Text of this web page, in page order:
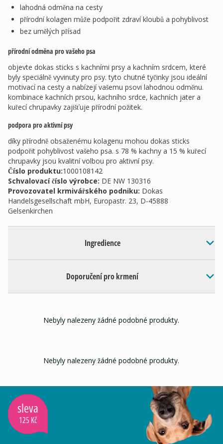
lahodná odměna na cesty
přírodní kolagen může podpořit zdraví kloubů a pohyblivost
bez umělých přísad
přírodní odměna pro vašeho psa
objevte dokas sticks s kachními prsy a kachním srdcem, které
byly speciálně vyvinuty pro psy. tyto chutné tyčinky jsou ideální
motivací na cesty a nabízejí vašemu psovi lahodnou odměnu.
kombinace kachních prsou, kachního srdce, kachních jater a
kuřecí chrupavky zajišťuje přírodní požitek.
podpora pro aktivní psy
díky přírodně obsaženému kolagenu mohou dokas sticks
podpořit pohyblivost vašeho psa. s 78 % kachny a 15 % kuřecí
chrupavky jsou kvalitní volbou pro aktivní psy.
Číslo produktu:1000108142
Schvalovací číslo výrobce: DE NW 130316
Provozovatel krmivářského podniku: Dokas
Handelsgesellschaft mbH, Europastr. 23, D-45888
Gelsenkirchen
Ingredience
Doporučení pro krmení
Nebyly nalezeny žádné podobné produkty.
Nebyly nalezeny žádné podobné produkty.
sleva
125 Kč